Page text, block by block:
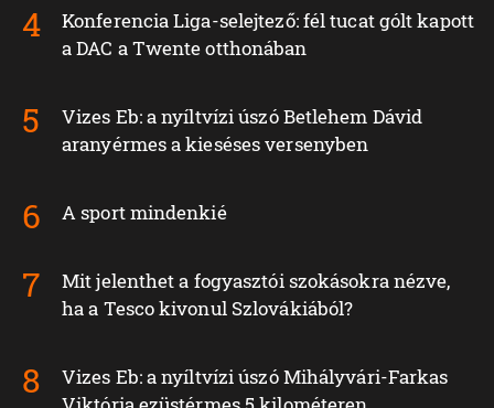
Konferencia Liga-selejtező: fél tucat gólt kapott
a DAC a Twente otthonában
Vizes Eb: a nyíltvízi úszó Betlehem Dávid
aranyérmes a kieséses versenyben
A sport mindenkié
Mit jelenthet a fogyasztói szokásokra nézve,
ha a Tesco kivonul Szlovákiából?
Vizes Eb: a nyíltvízi úszó Mihályvári-Farkas